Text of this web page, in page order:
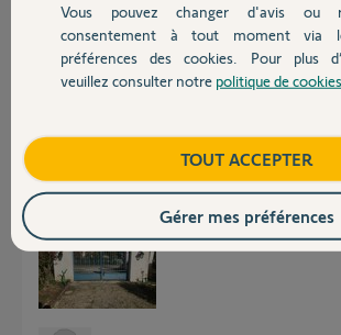
Devis avec un pro
Contact
Bonjour,
Faites-nous voir des photos de votre portail.
Voici, il est en fer
Vous pouvez changer d'avis ou
consentement à tout moment via
préférences des cookies. Pour plus
veuillez consulter notre politique de cookies
TOUT ACCEPTER
Gérer mes préférences